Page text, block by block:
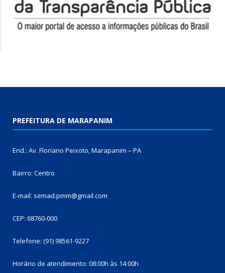
PREFEITURA DE MARAPANIM
End.: Av. Floriano Peixoto, Marapanim – PA
Bairro: Centro
E-mail: semad.pmm@gmail.com
CEP: 68760-000
Telefone: (91) 98561-9227
Horário de atendimento: 08:00h às 14:00h